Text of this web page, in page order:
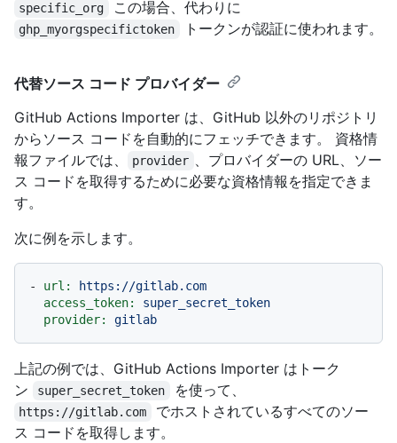
specific_org この場合、代わりに
ghp_myorgspecifictoken トークンが認証に使われます。
代替ソース コード プロバイダー
GitHub Actions Importer は、GitHub 以外のリポジトリ
からソース コードを自動的にフェッチできます。 資格情
報ファイルでは、
provider 、プロバイダーの URL、ソー
ス コードを取得するために必要な資格情報を指定できま
す。
次に例を示します。
- url:
https://gitlab.com
access_token:
super_secret_token
provider:
gitlab
上記の例では、GitHub Actions Importer はトーク
ン
super_secret_token を使って、
https://gitlab.com
でホストされているすべてのソー
ス コードを取得します。